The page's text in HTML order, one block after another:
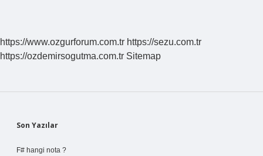
https://www.ozgurforum.com.tr https://sezu.com.tr
https://ozdemirsogutma.com.tr Sitemap
Sidebar
Son Yazılar
F# hangi nota ?